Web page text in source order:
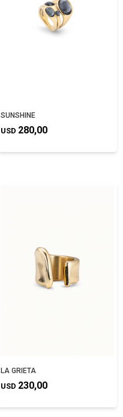
SUNSHINE
USD 280,00
LA GRIETA
USD 230,00